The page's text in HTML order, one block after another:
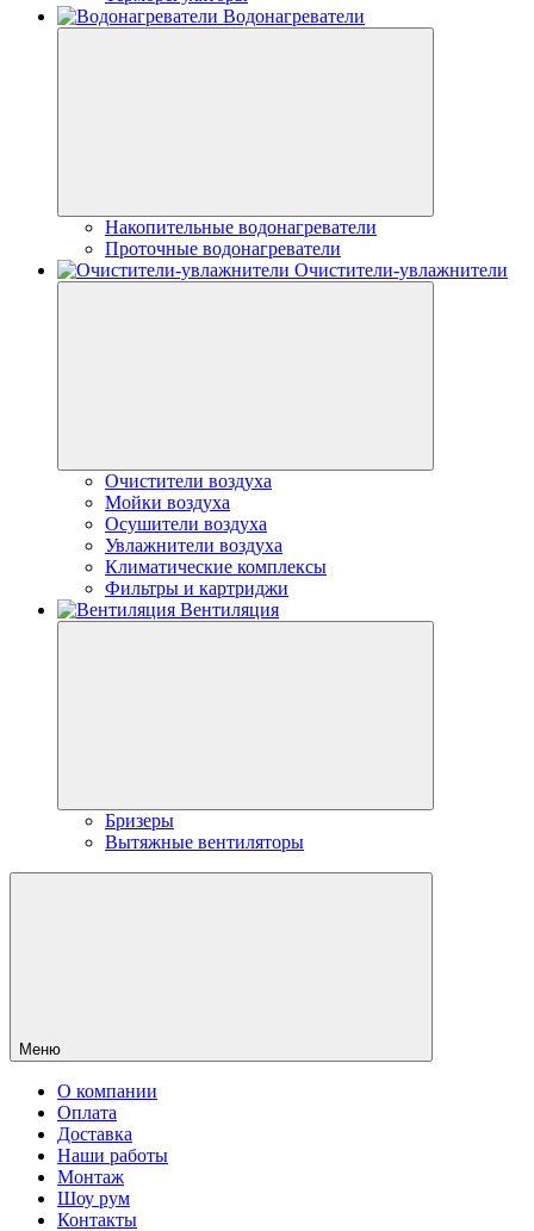
Водонагреватели
Накопительные водонагреватели
Проточные водонагреватели
Очистители-увлажнители
Очистители воздуха
Мойки воздуха
Осушители воздуха
Увлажнители воздуха
Климатические комплексы
Фильтры и картриджи
Вентиляция
Бризеры
Вытяжные вентиляторы
Меню
О компании
Оплата
Доставка
Наши работы
Монтаж
Шоу рум
Контакты